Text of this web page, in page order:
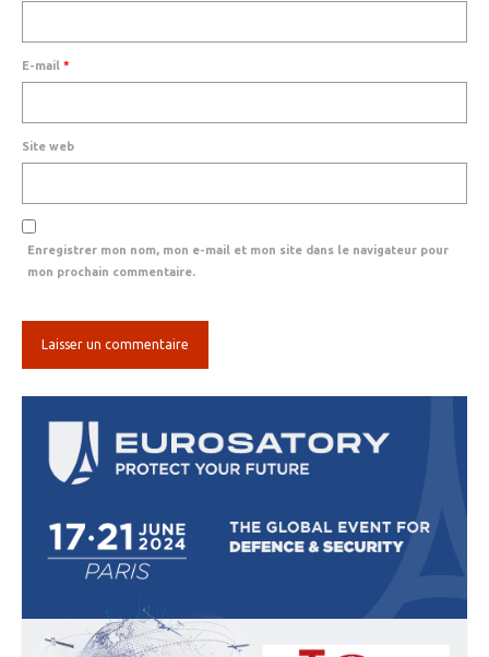
E-mail *
Site web
Enregistrer mon nom, mon e-mail et mon site dans le navigateur pour
mon prochain commentaire.